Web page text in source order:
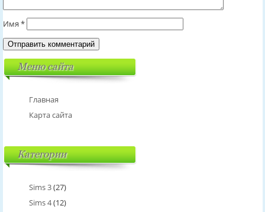
Имя *
Меню сайта
Главная
Карта сайта
Категории
Sims 3(27)
Sims 4(12)